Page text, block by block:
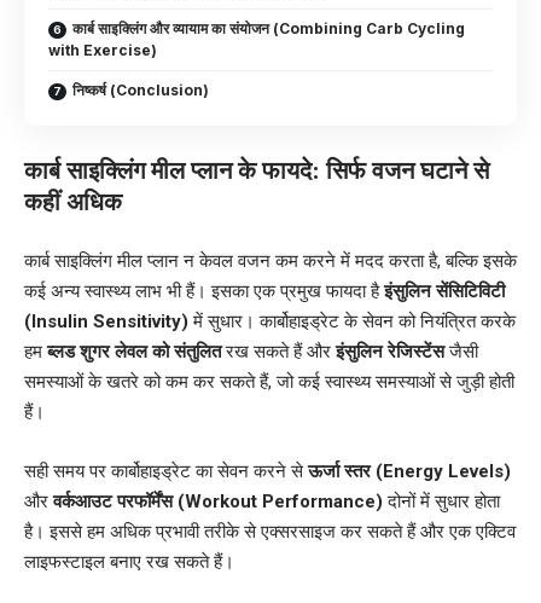
कार्ब साइक्लिंग और व्यायाम का संयोजन (Combining Carb Cycling
with Exercise)
निष्कर्ष (Conclusion)
कार्ब साइक्लिंग मील प्लान के फायदे: सिर्फ वजन घटाने से
कहीं अधिक
कार्ब साइक्लिंग मील प्लान न केवल वजन कम करने में मदद करता है, बल्कि इसके
कई अन्य स्वास्थ्य लाभ भी हैं। इसका एक प्रमुख फायदा हैइंसुलिन सेंसिटिविटी
(Insulin Sensitivity) में सुधार। कार्बोहाइड्रेट के सेवन को नियंत्रित करके
हमब्लड शुगर लेवल को संतुलितरख सकते हैं औरइंसुलिन रेजिस्टेंसजैसी
समस्याओं के खतरे को कम कर सकते हैं, जो कई स्वास्थ्य समस्याओं से जुड़ी होती
हैं।
सही समय पर कार्बोहाइड्रेट का सेवन करने सेऊर्जा स्तर (Energy Levels)
औरवर्कआउट परफॉर्मेंस (Workout Performance) दोनों में सुधार होता
है। इससे हम अधिक प्रभावी तरीके से एक्सरसाइज कर सकते हैं और एक एक्टिव
लाइफस्टाइल बनाए रख सकते हैं।